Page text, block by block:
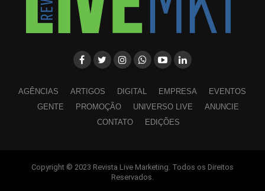
AGÊNCIAS ARTIGOS DIGITAL EMPRESA
EVENTOS
GENTE
PROMOÇÃO UNIVERSO LIVE
ANUNCIE
CONTATO
EDIÇÕES
Copyright © 2023 Revista Live Marketing. Todos os Direitos
Reservados.
WhatsAppFacebook LinkedInPinterest